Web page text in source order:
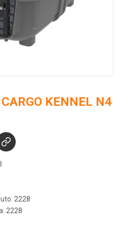
KENNEL N4
2228
2228